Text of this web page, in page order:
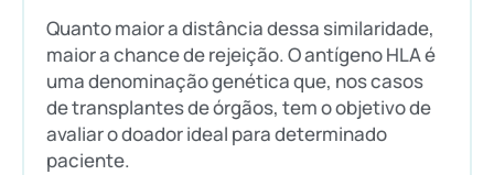
Quanto maior a distância dessa similaridade,
maior a chance de rejeição. O antígeno HLA é
uma denominação genética que, nos casos
de transplantes de órgãos, tem o objetivo de
avaliar o doador ideal para determinado
paciente.